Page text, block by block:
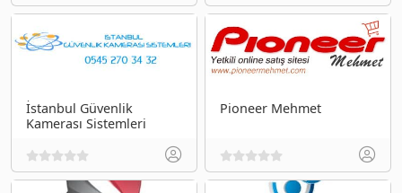
İstanbul Güvenlik
Kamerası Sistemleri
Pioneer Mehmet